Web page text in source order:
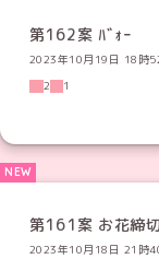
第162案 ﾊﾞｫｰ
2023年10月19日 18時
2
1
第161案 お花締
2023年10月18日 21時